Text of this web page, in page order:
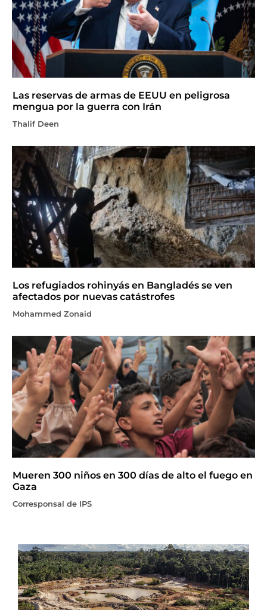
Las reservas de armas de EEUU en peligrosa
mengua por la guerra con Irán
Thalif Deen
Los refugiados rohinyás en Bangladés se ven
afectados por nuevas catástrofes
Mohammed Zonaid
Mueren 300 niños en 300 días de alto el fuego en
Gaza
Corresponsal de IPS